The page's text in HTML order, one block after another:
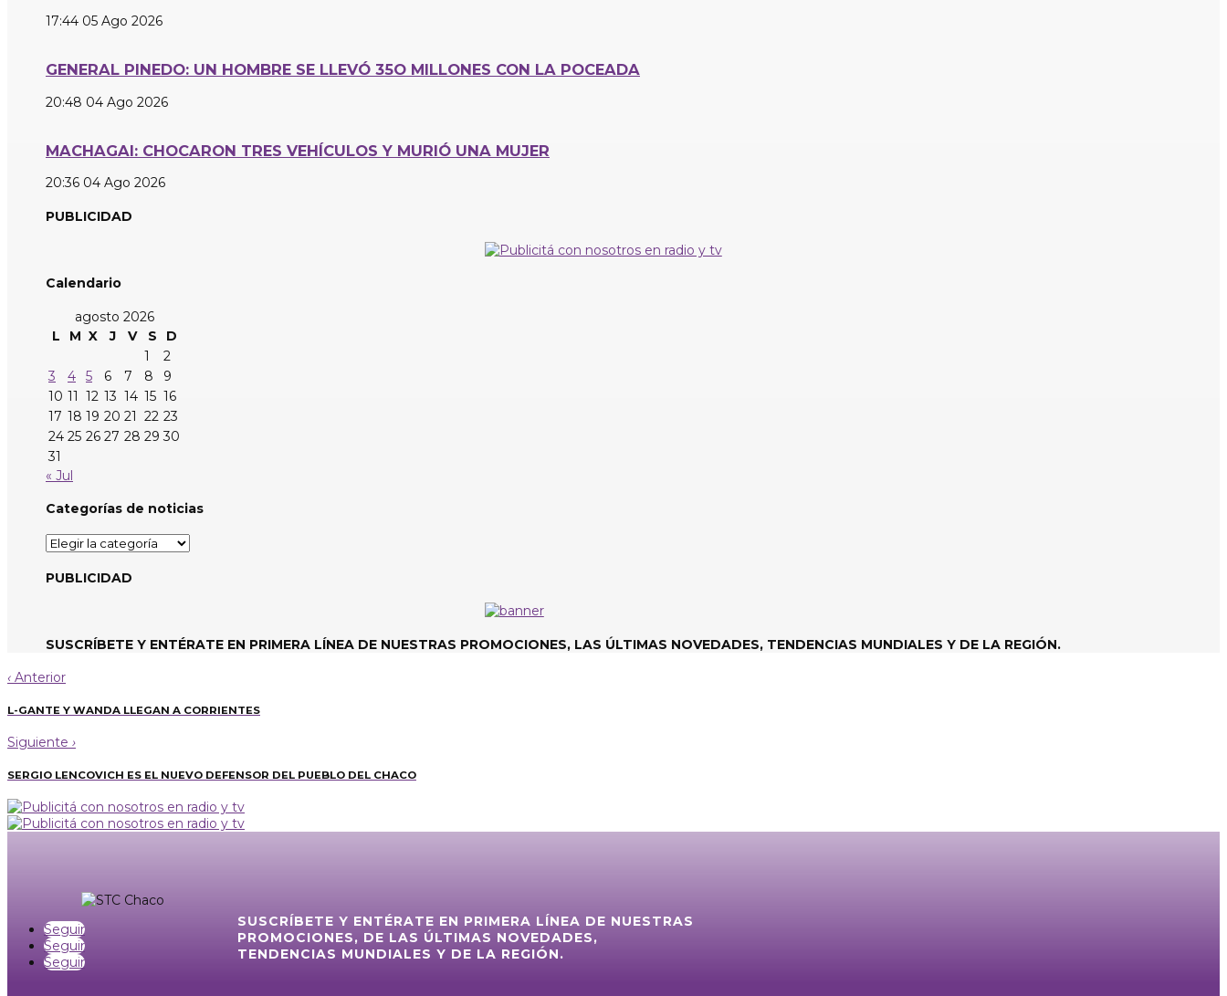
17:44 05 Ago 2026
GENERAL PINEDO: UN HOMBRE SE LLEVÓ 35O MILLONES CON LA POCEADA
20:48 04 Ago 2026
MACHAGAI: CHOCARON TRES VEHÍCULOS Y MURIÓ UNA MUJER
20:36 04 Ago 2026
PUBLICIDAD
Calendario
agosto 2026
L
M X J V S
D
1
2
3
4 5 6 7 8
9
10 11 12 13 14 15 16
17 18 19 20 21 22 23
24 25 26 27 28 29 30
31
« Jul
Categorías de noticias
Categorías
de
noticias
PUBLICIDAD
SUSCRÍBETE Y ENTÉRATE EN PRIMERA LÍNEA DE NUESTRAS PROMOCIONES, LAS ÚLTIMAS NOVEDADES, TENDENCIAS MUNDIALES Y DE LA REGIÓN.
‹ Anterior
L-GANTE Y WANDA LLEGAN A CORRIENTES
Siguiente ›
SERGIO LENCOVICH ES EL NUEVO DEFENSOR DEL PUEBLO DEL CHACO
Seguir
Seguir
Seguir
SUSCRÍBETE Y ENTÉRATE EN PRIMERA LÍNEA DE NUESTRAS
PROMOCIONES, DE LAS ÚLTIMAS NOVEDADES,
TENDENCIAS MUNDIALES Y DE LA REGIÓN.